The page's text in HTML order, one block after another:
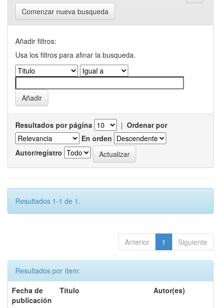
Comenzar nueva busqueda
Añadir filtros:
Usa los filtros para afinar la busqueda.
Resultados por página | Ordenar por
En orden
Autor/registro
Resultados 1-1 de 1.
Anterior 1 Siguiente
Resultados por ítem:
Fecha de
publicación
Título Autor(es)